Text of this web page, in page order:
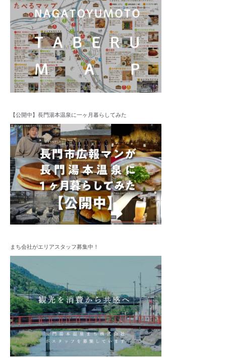
【公開中】長門湯本温泉に一ヶ月暮らしてみた
まち会社がエリアスタッフ募集中！